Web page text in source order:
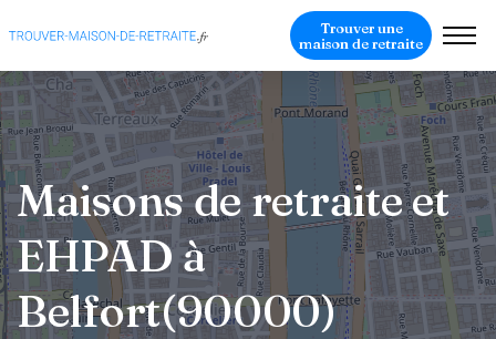
Trouver une
maison de retraite
Maisons de retraite et
EHPAD à
Belfort(90000)